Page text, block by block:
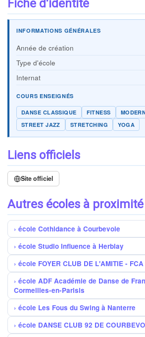
Fiche d'identité
INFORMATIONS GÉNÉRALES
Année de création
Type d'école
Internat
COURS ENSEIGNÉS
DANSE CLASSIQUE FITNESS
STREET JAZZ
STRETCHING YOGA
Liens officiels
Site officiel
Autres écoles à proximité
école Cothidance à Courbevoie
école Studio Influence à Herblay
école FOYER CLUB DE L'AMITIE -
école ADF Académie de Danse de
Cormeilles-en-Parisis
école Les Fous du Swing à Nanterre
école DANSE CLUB 92 DE